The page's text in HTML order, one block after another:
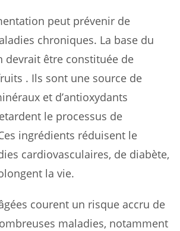
peut prévenir de
chroniques. La base du
devrait être constituée de
. Ils sont une source de
et d’antioxydants
le processus de
ingrédients réduisent le
cardiovasculaires, de diabète,
la vie.
courent un risque accru de
maladies, notamment